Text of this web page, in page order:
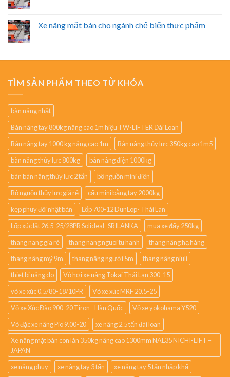
Xe nâng mặt bàn cho ngành chế biến thực phẩm
TÌM SẢN PHẨM THEO TỪ KHÓA
bàn nâng nhật
Bàn nâng tay 800kg nâng cao 1m hiệu TW-LIFTER Đài Loan
Bàn nâng tay 1000 kg nâng cao 1m
Bàn nâng thủy lực 350kg cao 1m5
bàn nâng thủy lực 800kg
bàn nâng điện 1000kg
bán bàn nâng thủy lực 2 tấn
bộ nguồn mini điện
Bộ nguồn thủy lực giá rẻ
cẩu mini bằng tay 2000kg
kẹp phuy đôi nhật bản
Lốp 700-12 DunLop- Thái Lan
Lốp xúc lật 26.5-25/28PR Solideal- SRILANKA
mua xe đẩy 250kg
thang nang gia rẻ
thang nang nguoi tu hanh
thang nâng hạ hàng
thang nâng mỹ 9m
thang nâng người 5m
thang nâng niuli
thiet bi nâng do
Vỏ hơi xe nâng Tokai Thái Lan 300-15
vỏ xe xúc 0.5/80-18/10PR
Vỏ xe xúc MRF 20.5-25
Vỏ xe Xúc Đào 900-20 Tiron - Hàn Quốc
Vỏ xe yokohama Y520
Vỏ đặc xe nâng Pio 9.00-20
xe nâng 2.5 tấn đài loan
Xe nâng mặt bàn con lăn 350kg nâng cao 1300mm NAL35 NICHI-LIFT –
JAPAN
xe nâng phuy
xe nâng tay 3 tấn
xe nâng tay 5 tấn nhập khẩ